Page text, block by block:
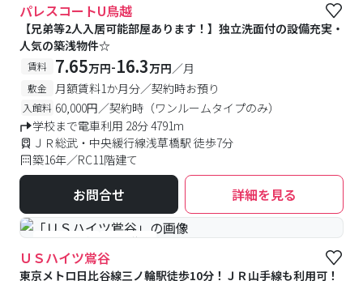
パレスコートU鳥越
【兄弟等2人入居可能部屋あります！】独立洗面付の設備充実・
人気の築浅物件☆
賃料 7.65万円-16.3万円／月
敷金 月額賃料1か月分／契約時お預り
入館料 60,000円／契約時（ワンルームタイプのみ）
学校まで電車利用 28分 4791m
ＪＲ総武・中央緩行線浅草橋駅 徒歩7分
築16年／RC11階建て
お問合せ 詳細を見る
#予約受付中 #空室待ち
ＵＳハイツ鴬谷
東京メトロ日比谷線三ノ輪駅徒歩10分！ＪＲ山手線も利用可！